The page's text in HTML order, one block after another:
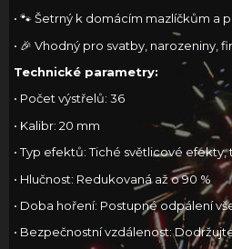
• 🐾 Šetrný k domácím mazlíčkům a
• 🎉 Vhodný pro svatby, narozeniny,
Technické parametry:
• Počet výstřelů: 36
• Kalibr: 20 mm
• Typ efektů: Tiché světlicové efekty,
• Hlučnost: Redukovaná až o 90 %
• Doba hoření: Postupné odpálení
• Bezpečnostní vzdálenost: